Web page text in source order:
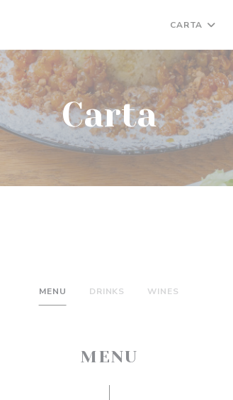
CARTA
Carta
MENU DRINKS WINES
MENU